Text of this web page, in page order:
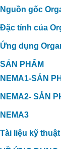
Nguồn gốc
Đặc tính của
Ứng dụng
SẢN PHẨM
NEMA1-SẢN
NEMA2- SẢN
NEMA3
Tài liệu kỹ thuật